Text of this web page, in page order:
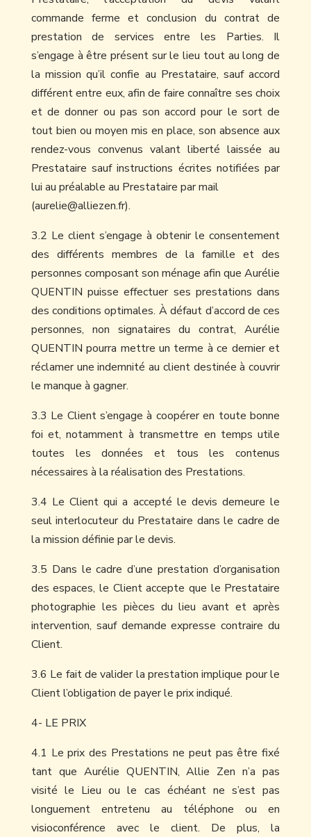
commande ferme et conclusion du contrat de
prestation de services entre les Parties. Il
s’engage à être présent sur le lieu tout au long de
la mission qu’il confie au Prestataire, sauf accord
différent entre eux, afin de faire connaître ses choix
et de donner ou pas son accord pour le sort de
tout bien ou moyen mis en place, son absence aux
rendez-vous convenus valant liberté laissée au
Prestataire sauf instructions écrites notifiées par
lui au préalable au Prestataire par mail
(aurelie@alliezen.fr).
3.2 Le client s’engage à obtenir le consentement
des différents membres de la famille et des
personnes composant son ménage afin que Aurélie
QUENTIN puisse effectuer ses prestations dans
des conditions optimales. À défaut d’accord de ces
personnes, non signataires du contrat, Aurélie
QUENTIN pourra mettre un terme à ce dernier et
réclamer une indemnité au client destinée à couvrir
le manque à gagner.
3.3 Le Client s’engage à coopérer en toute bonne
foi et, notamment à transmettre en temps utile
toutes les données et tous les contenus
nécessaires à la réalisation des Prestations.
3.4 Le Client qui a accepté le devis demeure le
seul interlocuteur du Prestataire dans le cadre de
la mission définie par le devis.
3.5 Dans le cadre d’une prestation d’organisation
des espaces, le Client accepte que le Prestataire
photographie les pièces du lieu avant et après
intervention, sauf demande expresse contraire du
Client.
3.6 Le fait de valider la prestation implique pour le
Client l’obligation de payer le prix indiqué.
4- LE PRIX
4.1 Le prix des Prestations ne peut pas être fixé
tant que Aurélie QUENTIN, Allie Zen n’a pas
visité le Lieu ou le cas échéant ne s’est pas
longuement entretenu au téléphone ou en
visioconférence avec le client. De plus, la